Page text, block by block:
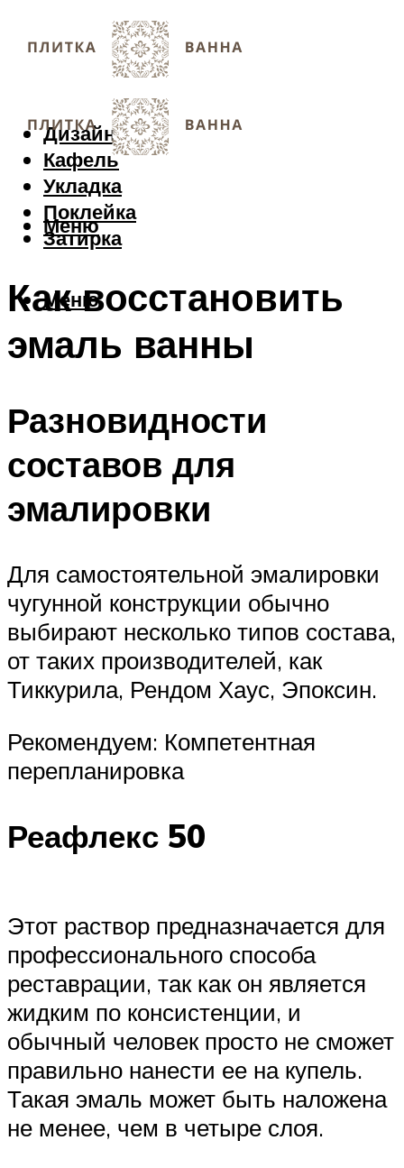
Дизайн
Кафель
Укладка
Поклейка
Затирка
Меню
Меню
Как восстановить
эмаль ванны
Разновидности
составов для
эмалировки
Для самостоятельной эмалировки
чугунной конструкции обычно
выбирают несколько типов состава,
от таких производителей, как
Тиккурила, Рендом Хаус, Эпоксин.
Рекомендуем: Компетентная
перепланировка
Реафлекс 50
Этот раствор предназначается для
профессионального способа
реставрации, так как он является
жидким по консистенции, и
обычный человек просто не сможет
правильно нанести ее на купель.
Такая эмаль может быть наложена
не менее, чем в четыре слоя.